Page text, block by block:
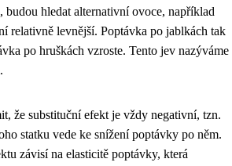
hledat alternativní ovoce, například
relativně levnější. Poptávka po jablkách tak
po hruškách vzroste. Tento jev nazýváme
že substituční efekt je vždy negativní, tzn.
statku vede ke snížení poptávky po něm.
závisí na elasticitě poptávky, která